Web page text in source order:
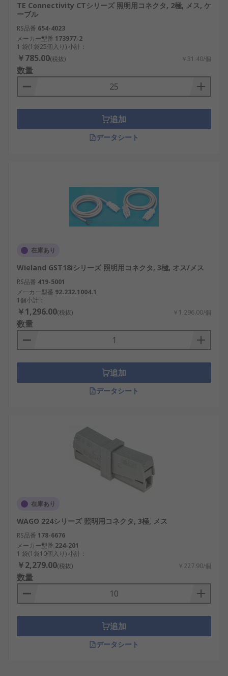
TE Connectivity CTシリーズ 照明用コネクタ, 2極, メス, ケ
ーブル
RS品番 654-4023
メーカー型番 173977-2
1 袋(1袋25個入り) 小計：
￥785.00(税抜) ￥31.40/個
数量
追加
データシート
在庫あり
Wieland GST18iシリーズ 照明用コネクタ, 3極, オス/メス
RS品番 419-5001
メーカー型番 92.232.1004.1
1個小計：
￥1,296.00(税抜) ￥1,296.00/個
数量
追加
データシート
在庫あり
WAGO 224シリーズ 照明用コネクタ, 3極, メス
RS品番 178-6676
メーカー型番 224-201
1 袋(1袋10個入り) 小計：
￥2,279.00(税抜) ￥227.90/個
数量
追加
データシート